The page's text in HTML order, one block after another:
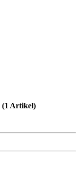
(1 Artikel)